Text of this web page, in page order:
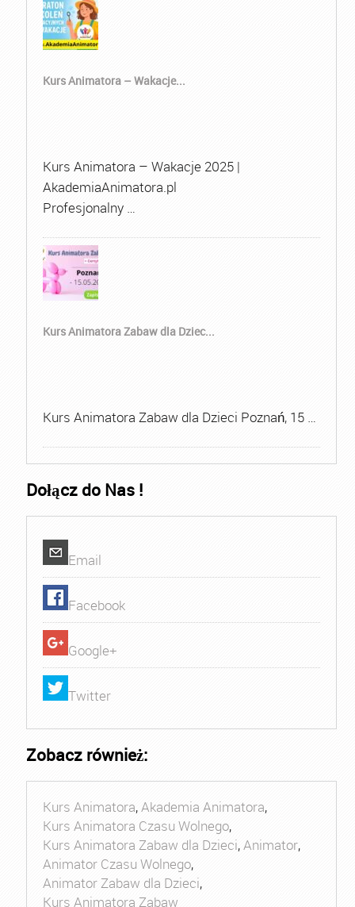
Kurs Animatora – Wakacje...
Kurs Animatora – Wakacje 2025 |
AkademiaAnimatora.pl
Profesjonalny …
Kurs Animatora Zabaw dla Dziec...
Kurs Animatora Zabaw dla Dzieci Poznań, 15 …
Dołącz do Nas !
Email
Facebook
Google+
Twitter
Zobacz również:
Kurs Animatora,Akademia Animatora,
Kurs Animatora Czasu Wolnego,
Kurs Animatora Zabaw dla Dzieci,Animator,
Animator Czasu Wolnego,
Animator Zabaw dla Dzieci,
Kurs Animatora Zabaw